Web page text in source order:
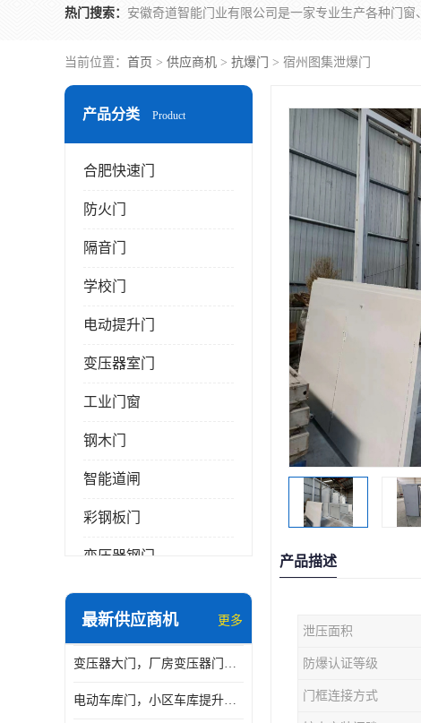
热门搜索：
当前位置： 首页 > 供应商机 > 抗爆门 > 宿州图集泄爆门
产品分类 Product
合肥快速门
防火门
隔音门
学校门
电动提升门
变压器室门
工业门窗
钢木门
智能道闸
彩钢板门
变压器钢门
非标门
抗爆门
快速门
最新供应商机 更多
变压器大门，厂房变压器门，配电所钢大门，变压器室钢大门
电动车库门，小区车库提升门，安徽提升门厂家，工业滑升门
产品描述
泄压面积
防爆认证等级
门框连接方式